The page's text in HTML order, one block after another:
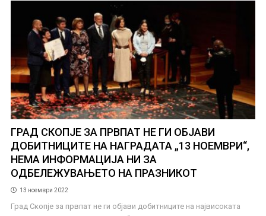
ГРАД СКОПЈЕ ЗА ПРВПАТ НЕ ГИ ОБЈАВИ
ДОБИТНИЦИТЕ НА НАГРАДАТА „13 НОЕМВРИ“,
НЕМА ИНФОРМАЦИЈА НИ ЗА
ОДБЕЛЕЖУВАЊЕТО НА ПРАЗНИКОТ
13 ноември 2022
Град Скопје за првпат не ги објави добитниците на највисоката